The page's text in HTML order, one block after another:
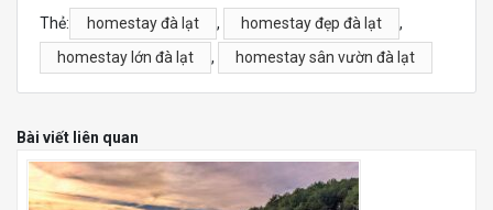
Thẻ: homestay đà lạt , homestay đẹp đà lạt
,
homestay lớn đà lạt
, homestay sân vườn đà lạt
Bài viết liên quan